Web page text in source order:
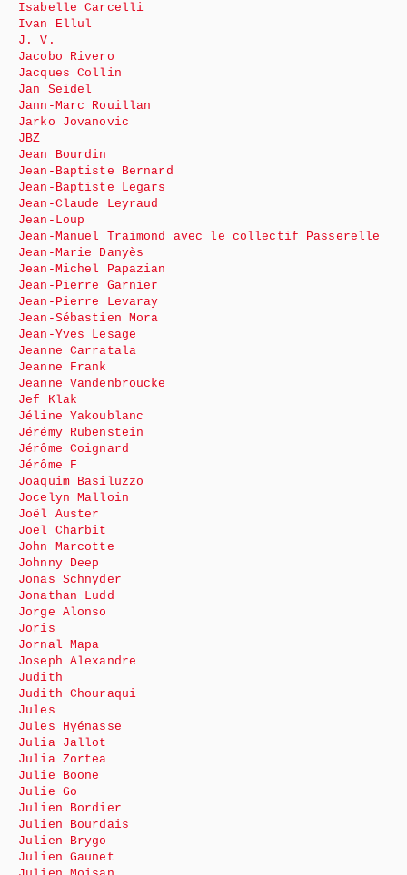
Isabelle Carcelli
Ivan Ellul
J. V.
Jacobo Rivero
Jacques Collin
Jan Seidel
Jann-Marc Rouillan
Jarko Jovanovic
JBZ
Jean Bourdin
Jean-Baptiste Bernard
Jean-Baptiste Legars
Jean-Claude Leyraud
Jean-Loup
Jean-Manuel Traimond avec le collectif Passerelle
Jean-Marie Danyès
Jean-Michel Papazian
Jean-Pierre Garnier
Jean-Pierre Levaray
Jean-Sébastien Mora
Jean-Yves Lesage
Jeanne Carratala
Jeanne Frank
Jeanne Vandenbroucke
Jef Klak
Jéline Yakoublanc
Jérémy Rubenstein
Jérôme Coignard
Jérôme F
Joaquim Basiluzzo
Jocelyn Malloin
Joël Auster
Joël Charbit
John Marcotte
Johnny Deep
Jonas Schnyder
Jonathan Ludd
Jorge Alonso
Joris
Jornal Mapa
Joseph Alexandre
Judith
Judith Chouraqui
Jules
Jules Hyénasse
Julia Jallot
Julia Zortea
Julie Boone
Julie Go
Julien Bordier
Julien Bourdais
Julien Brygo
Julien Gaunet